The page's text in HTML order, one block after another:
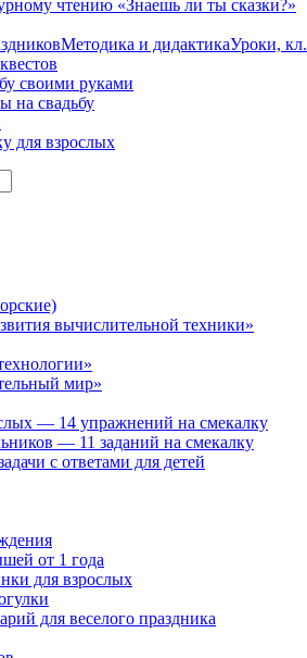
чтению «Знаешь ли ты сказки?»
Методика и дидактикаУроки,
своими руками
на свадьбу
для взрослых
вычислительной техники»
мир»
— 14 упражнений на смекалку
— 11 заданий на смекалку
с ответами для детей
от 1 года
для взрослых
для веселого праздника